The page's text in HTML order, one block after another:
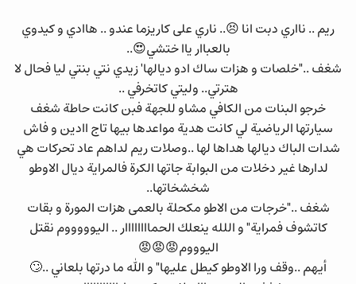
ريم .. نااري دبت انا 😣.. ناري على كاريزما عندو .. هاادي و كيدوي
بالعباار ياا ختشي😍..
شغف .."خلصات و هزات ساك ادو ديالها' زيدي نتي بنتي ليا فحال لا
هترتي.. وليتي كاتخرفي ..
خرجو البنات من الكافي مشاو للجهة فبن كانت حاطة شغف
سيارتها الرياضية لي كانت هدية مواعدها بيها تاج اادين و فاش
شدات الباك ديالها هداها لها ..وصلات ريم لداهم عاد تحركات هي
لدارها غير دخلات من البوابة جاتها الكرة فالمراية ديال الاوطو
شخشخاتها..
شغف .."خرجات من الاطو مكحلة بالعمى هزات المورة و بقات
كاتشوف فمراية" و اللله ينعلك الحماااااااار .. اليوووووم نقتل
اليوووم😡😡😡
أيهم ..وقف ورا الاوطو كيطل عليها" و الله ما درتها بلعاني ..🙄